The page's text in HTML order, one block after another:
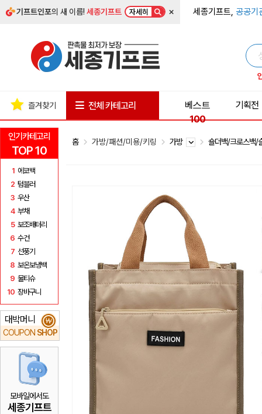
기프트인포의 새 이름!세종기프트 자세히 × 세종기프트, 공공기
인기카테고리
TOP 10
1 에코백
2 텀블러
3 우산
4 부채
5 보조배터리
6 수건
7 선풍기
8 보온보냉백
9 물티슈
10 장바구니
대박머니
COUPON SHOP
₩
모바일에서도
세종기프트
즐겨찾기 전체 카테고리
베스트
100
기획전
홈 가방/패션/미용/키링 가방 숄더백/크로스백/